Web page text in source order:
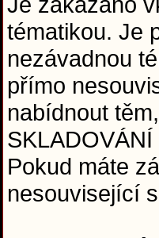
tématikou. Je
nezávadnou
přímo
nabídnout
Pokud máte
nesouvisející